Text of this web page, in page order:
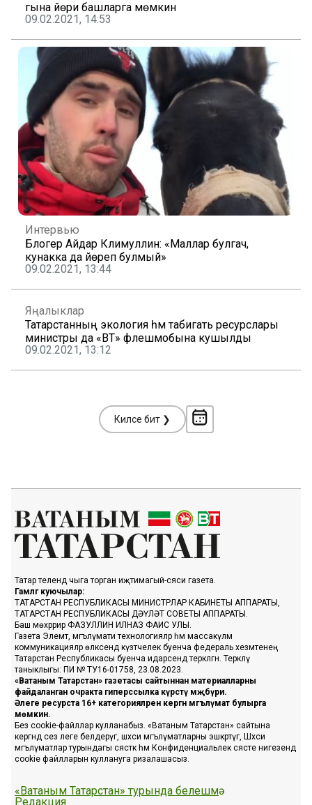
гына йөри башларга мөмкин
09.02.2021, 14:53
Интервью
Блогер Айдар Кәлимуллин: «Маллар булгач,
кунакка да йөреп булмый»
09.02.2021, 13:44
Яңалыклар
Татарстанның экология һәм табигать ресурслары
министры да «ВТ» флешмобына кушылды
09.02.2021, 13:12
Киләсе бит ❯
Татар телендә чыга торган иҗтимагый-сәяси газета.
Гамәлгә куючылар:
ТАТАРСТАН РЕСПУБЛИКАСЫ МИНИСТРЛАР КАБИНЕТЫ АППАРАТЫ,
ТАТАРСТАН РЕСПУБЛИКАСЫ ДӘҮЛӘТ СОВЕТЫ АППАРАТЫ.
Баш мөхәррир ФАЗУЛЛИН ИЛНАЗ ФАИС УЛЫ.
Газета Элемтә, мәгълүмати технологияләр һәм массакүләм
коммуникацияләр өлкәсендә күзәтчелек буенча федераль хезмәтенең
Татарстан Республикасы буенча идарәсендә теркәлгән. Теркәлү
таныклыгы: ПИ № ТУ16-01758, 23.08.2023.
«Ватаным Татарстан» газетасы сайтыннан материалларны
файдаланган очракта гиперссылка күрсәтү мәҗбүри.
Әлеге ресурста 16+ категорияләренә кергән мәгълүмат булырга
мөмкин.
Без cookie-файллар кулланабыз. «Ватаным Татарстан» сайтына
кергәндә сез әлеге белдерүгә, шәхси мәгълүматларны эшкәртүгә, Шәхси
мәгълүматлар турындагы сәясәткә һәм Конфиденциальлек сәясәте нигезендә
cookie файлларын куллануга ризалашасыз.
«Ватаным Татарстан» турында белешмә
Редакция